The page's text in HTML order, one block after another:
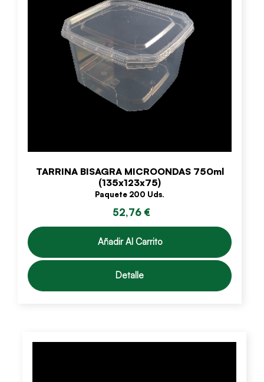
TARRINA BISAGRA MICROONDAS 750ml
(135x123x75)
Paquete 200 Uds.
52,76 €
Añadir Al Carrito
Detalle